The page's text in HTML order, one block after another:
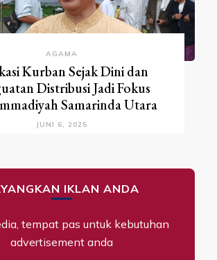
AGAMA
Kurban Sejak Dini dan
Distribusi Jadi Fokus
Samarinda Utara
JUNI 6, 2025
IKLAN ANDA
tempat pas untuk kebutuhan
advertisement anda